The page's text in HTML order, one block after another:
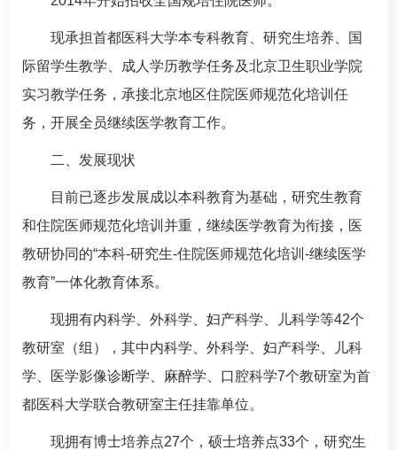
现承担首都医科大学本专科教育、研究生培养、国
际留学生教学、成人学历教学任务及北京卫生职业学院
实习教学任务，承接北京地区住院医师规范化培训任
务，开展全员继续医学教育工作。
二、发展现状
目前已逐步发展成以本科教育为基础，研究生教育
和住院医师规范化培训并重，继续医学教育为衔接，医
教研协同的“本科-研究生-住院医师规范化培训-继续医学
教育”一体化教育体系。
现拥有内科学、外科学、 妇产科学、 儿科学等42个
教研室（组），其中内科学、外科学、 妇产科学、
儿科
学、医学影像诊断学、麻醉学、 口腔科学7个教研室为首
都医科大学联合教研室主任挂靠单位。
现拥有博士培养点27个，硕士培养点33个，研究生